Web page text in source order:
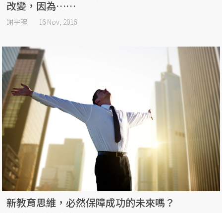
改變，因為……
謝宇程 16 Nov, 2016
新教育思維，必然保障成功的未來嗎？